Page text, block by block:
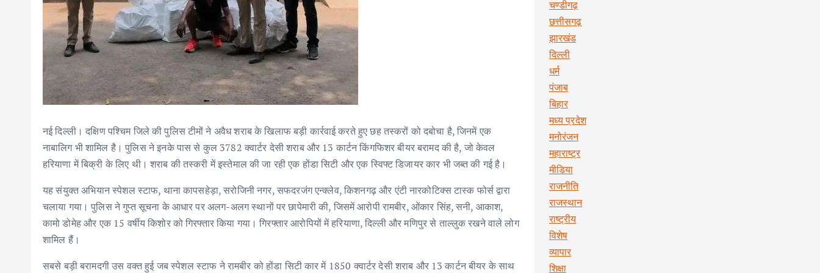
नई दिल्ली। दक्षिण पश्चिम जिले की पुलिस टीमों ने अवैध शराब के खिलाफ बड़ी कार्रवाई करते हुए छह तस्करों को दबोचा है, जिनमें एक
नाबालिग भी शामिल है। पुलिस ने इनके पास से कुल 3782 क्वार्टर देसी शराब और 13 कार्टन किंगफिशर बीयर बरामद की है, जो केवल
हरियाणा में बिक्री के लिए थी। शराब की तस्करी में इस्तेमाल की जा रही एक होंडा सिटी और एक स्विफ्ट डिजायर कार भी जब्त की गई है।
यह संयुक्त अभियान स्पेशल स्टाफ, थाना कापसहेड़ा, सरोजिनी नगर, सफदरजंग एन्क्लेव, किशनगढ़ और एंटी नारकोटिक्स टास्क फोर्स द्वारा
चलाया गया। पुलिस ने गुप्त सूचना के आधार पर अलग-अलग स्थानों पर छापेमारी की, जिसमें आरोपी रामबीर, ओंकार सिंह, सनी, आकाश,
कामो डोमेह और एक 15 वर्षीय किशोर को गिरफ्तार किया गया। गिरफ्तार आरोपियों में हरियाणा, दिल्ली और मणिपुर से ताल्लुक रखने वाले लोग
शामिल हैं।
सबसे बड़ी बरामदगी उस वक्त हुई जब स्पेशल स्टाफ ने रामबीर को होंडा सिटी कार में 1850 क्वार्टर देसी शराब और 13 कार्टन बीयर के साथ
चण्डीगढ़
छत्तीसगढ़
झारखंड
दिल्ली
धर्म
पंजाब
बिहार
मध्य प्रदेश
मनोरंजन
महाराष्ट्र
मीडिया
राजनीति
राजस्थान
राष्ट्रीय
विशेष
व्यापार
शिक्षा